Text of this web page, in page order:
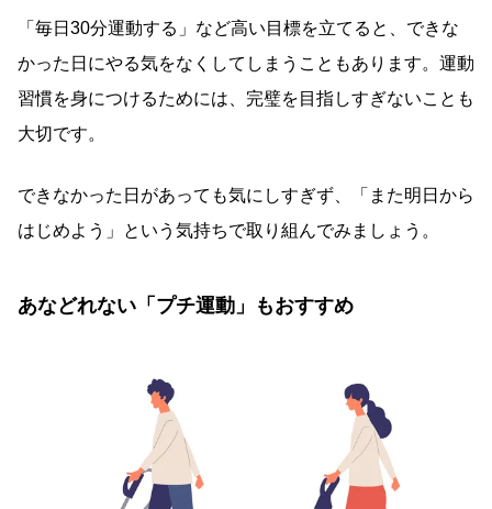
「毎日30分運動する」など高い目標を立てると、できな
かった日にやる気をなくしてしまうこともあります。運動
習慣を身につけるためには、完璧を目指しすぎないことも
大切です。
できなかった日があっても気にしすぎず、「また明日から
はじめよう」という気持ちで取り組んでみましょう。
あなどれない「プチ運動」もおすすめ